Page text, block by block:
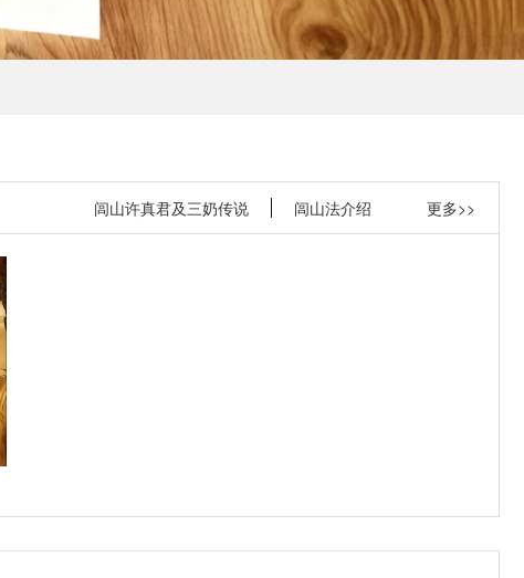
更多>>
闾山许真君及三奶传说 闾山法介绍